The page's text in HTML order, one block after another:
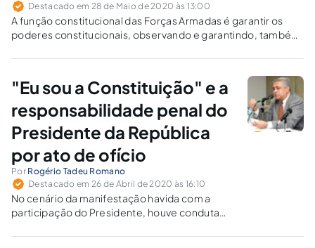
Destacado em 28 de Maio de 2020 às 13:00
A função constitucional das Forças Armadas é garantir os
poderes constitucionais, observando e garantindo, também,
poderá atentar contra a existência do "garantido". Então por
que será que, no atual cenário político brasileiro, o receio de
que essa regra estivesse sendo ameaçada veio à tona?
"Eu sou a Constituição" e a
responsabilidade penal do
Presidente da República
por ato de ofício
Por Rogério Tadeu Romano
Destacado em 26 de Abril de 2020 às 16:10
No cenário da manifestação havida com a
participação do Presidente, houve conduta
persecução penal por atos 'in officio' ou